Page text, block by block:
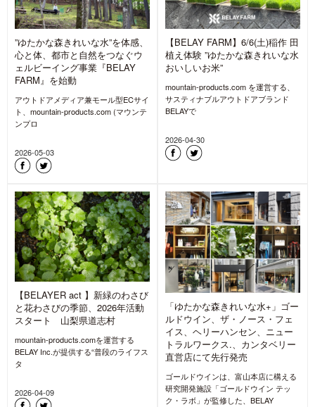
”ゆたかな森きれいな水”を体感、
心と体、都市と自然をつなぐウ
ェルビーイング事業『BELAY
FARM』を始動
アウトドアメディア兼モール型ECサイ
ト、mountain-products.com (マウンテ
ンプロ
2026-05-03
【BELAY FARM】6/6(土)稲作 田
植え体験 ”ゆたかな森きれいな水
おいしいお米”
mountain-products.com を運営する、
サスティナブルアウトドアブランド
BELAYで
2026-04-30
【BELAYER act 】新緑のわさび
と花わさびの季節、2026年活動
スタート 山梨県道志村
mountain-products.comを運営する
BELAY Inc.が提供する“普段のライフス
タ
2026-04-09
「ゆたかな森きれいな水+」ゴー
ルドウイン、ザ・ノース・フェ
イス、ヘリーハンセン、ニュー
トラルワークス.、カンタベリー
直営店にて先行発売
ゴールドウインは、富山本店に構える
研究開発施設「ゴールドウイン テッ
ク・ラボ」が監修した、BELAY